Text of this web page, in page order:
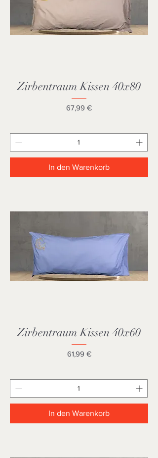
Zirbentraum Kissen 40x80
Preis
67,99 €
In den Warenkorb
Zirbentraum Kissen 40x60
Preis
61,99 €
In den Warenkorb